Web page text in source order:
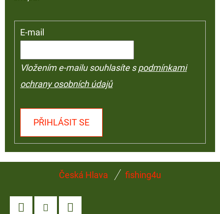
E-mail
Vložením e-mailu souhlasíte spodmínkami
ochrany osobních údajů
PŘIHLÁSIT SE
Česká Hlava fishing4u